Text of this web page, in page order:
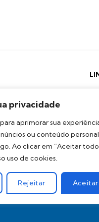
privacidade
aprimorar sua
ou conteúdo
Ao clicar em “Aceitar
uso de cookies.
Rejeitar